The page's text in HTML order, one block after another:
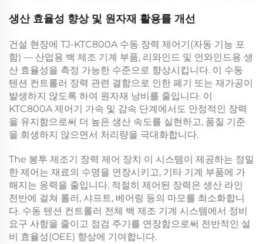
생산 효율성 향상 및 원자재 활용률 개선
건설 현장에 TJ-KTC800A 수동 장력 제어기(자동 기능 포
함) — 산업용 백 제조 기계 부품, 리와인드 및 언와인드용 생
산 효율성을 측정 가능한 수준으로 향상시킵니다. 이 수동
텐션 컨트롤러 장력 관련 결함으로 인한 폐기 또는 재가공이
발생하지 않도록 하여 원자재 낭비를 줄입니다. 이
KTC800A 제어기 가속 및 감속 단계에서도 안정적인 장력
을 유지함으로써 더 높은 생산 속도를 실현하고, 품질 기준
을 희생하지 않으면서 처리량을 극대화합니다.
The 봉투 제조기 장력 제어 장치 이 시스템이 제공하는 정밀
한 제어는 재료의 수명을 연장시키고, 기타 기계 부품에 가
해지는 응력을 줄입니다. 적절히 제어된 장력은 생산 라인
전반에 걸쳐 롤러, 샤프트, 베어링 등의 마모를 최소화합니
다. 수동 텐션 컨트롤러 전체 백 제조 기계 시스템에서 정비
요구 사항을 줄이고 점검 주기를 연장함으로써 전반적인 설
비 효율성(OEE) 향상에 기여합니다.